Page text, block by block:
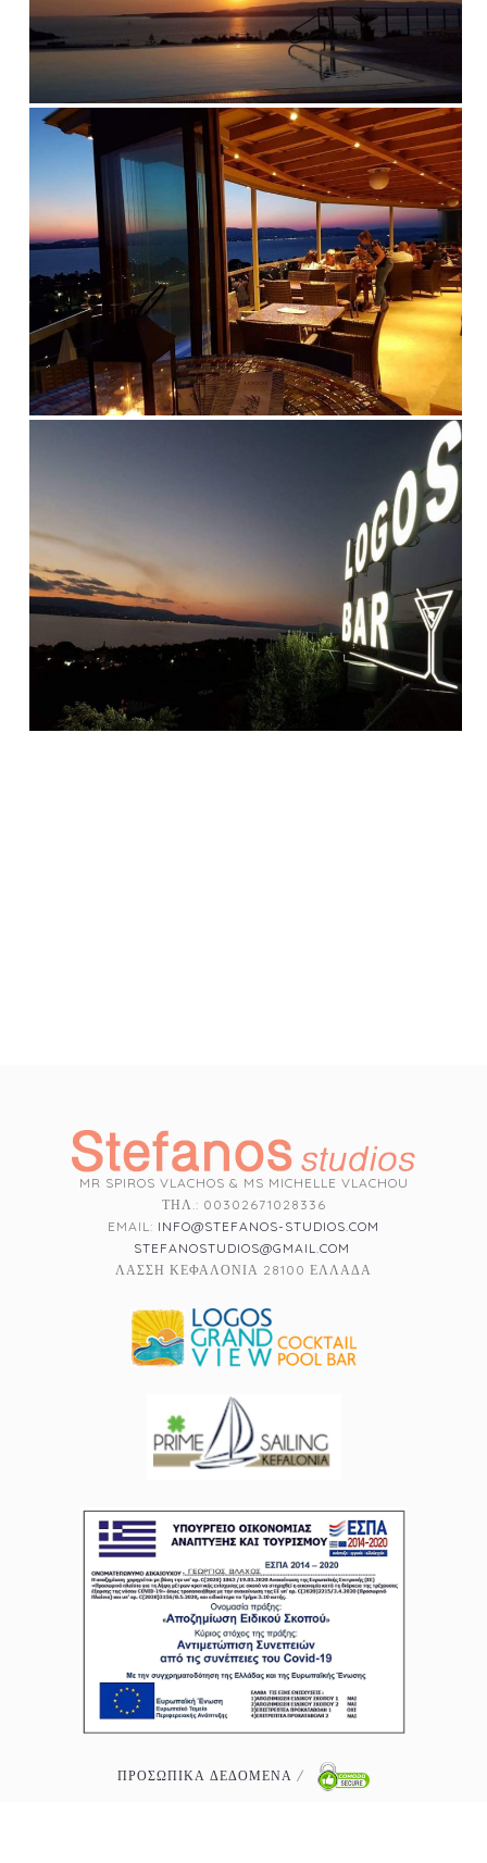
MR SPIROS VLACHOS & MS MICHELLE VLACHOU
ΤΗΛ.: 00302671028336
EMAIL: INFO@STEFANOS-STUDIOS.COM
STEFANOSTUDIOS@GMAIL.COM
ΛΑΣΣΗ ΚΕΦΑΛΟΝΙΑ 28100 ΕΛΛΑΔΑ
ΠΡΟΣΩΠΙΚΑ ΔΕΔΟΜΕΝΑ /